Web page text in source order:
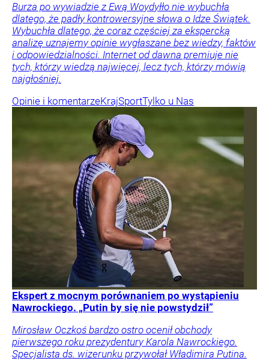
Burza po wywiadzie z Ewą Woydyłło nie wybuchła
dlatego, że padły kontrowersyjne słowa o Idze Świątek.
Wybuchła dlatego, że coraz częściej za ekspercką
analizę uznajemy opinie wygłaszane bez wiedzy, faktów
i odpowiedzialności. Internet od dawna premiuje nie
tych, którzy wiedzą najwięcej, lecz tych, którzy mówią
najgłośniej.
Opinie i komentarzeKrajSportTylko u Nas
Ekspert z mocnym porównaniem po wystąpieniu
Nawrockiego. „Putin by się nie powstydził”
Mirosław Oczkoś bardzo ostro ocenił obchody
pierwszego roku prezydentury Karola Nawrockiego.
Specjalista ds. wizerunku przywołał Władimira Putina.